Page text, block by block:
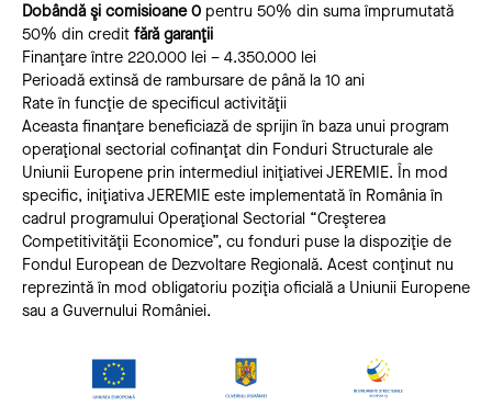
Dobândă şi comisioane 0 pentru 50% din suma împrumutată
50% din credit fără garanţii
Finanţare între 220.000 lei – 4.350.000 lei
Perioadă extinsă de rambursare de până la 10 ani
Rate în funcţie de specificul activităţii
Aceasta finanţare beneficiază de sprijin în baza unui program
operaţional sectorial cofinanţat din Fonduri Structurale ale
Uniunii Europene prin intermediul iniţiativei JEREMIE. În mod
specific, iniţiativa JEREMIE este implementată în România în
cadrul programului Operaţional Sectorial “Creşterea
Competitivităţii Economice”, cu fonduri puse la dispoziţie de
Fondul European de Dezvoltare Regională. Acest conţinut nu
reprezintă în mod obligatoriu poziţia oficială a Uniunii Europene
sau a Guvernului României.